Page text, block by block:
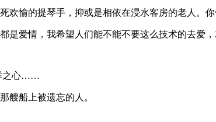
欢愉的提琴手，抑或是相依在浸水客房的老人
爱情，我希望人们能不能不要这么技术的去爱，
之心……
艘船上被遗忘的人。